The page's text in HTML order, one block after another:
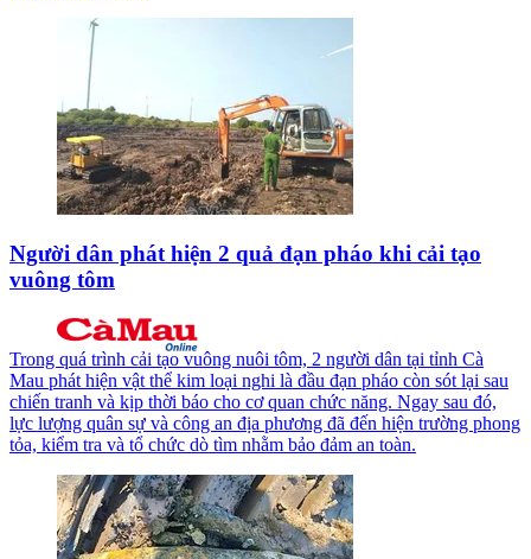
Người dân phát hiện 2 quả đạn pháo khi cải tạo
vuông tôm
Trong quá trình cải tạo vuông nuôi tôm, 2 người dân tại tỉnh Cà
Mau phát hiện vật thể kim loại nghi là đầu đạn pháo còn sót lại sau
chiến tranh và kịp thời báo cho cơ quan chức năng. Ngay sau đó,
lực lượng quân sự và công an địa phương đã đến hiện trường phong
tỏa, kiểm tra và tổ chức dò tìm nhằm bảo đảm an toàn.